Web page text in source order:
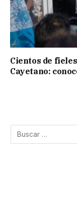
Cientos de
Cayetano: